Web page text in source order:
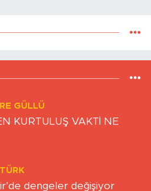
GÜLLÜ
KURTULUŞ VAKTİ NE
dengeler değişiyor